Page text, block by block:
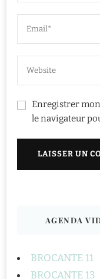
Enregistrer
le navigateur
AGENDA
BROCANTE 11
BROCANTE 13